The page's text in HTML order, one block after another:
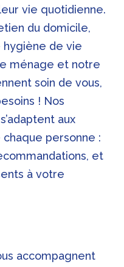
vie quotidienne.
du domicile,
hygiène de vie
ménage et notre
soin de vous,
! Nos
aux
personne :
et
à votre
accompagnent